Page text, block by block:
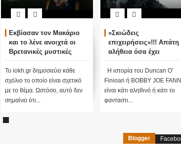
Εκβίασαν τον Μακάριο
και το λένε ανοιχτά οι
Βρετανικές μυστικές
υπηρεσίες...
Το iokh.gr δημοσιεύει κάθε
σχόλιο το οποίο είναι σχετικό
με το θέμα. Ωστόσο, αυτό δεν
σημαίνει ότι...
«Σκιώδεις
επιχειρήσεις»!!! Απάτη
αλήθεια όσα έχει
αποκαλύψει ο Duncan
O’Finioan ;;;
Η ιστορία του Duncan O’
Finioan ή BOBBY JOE
είναι κάτι αληθινό ή κάτι το
φανταστι...
Blogger